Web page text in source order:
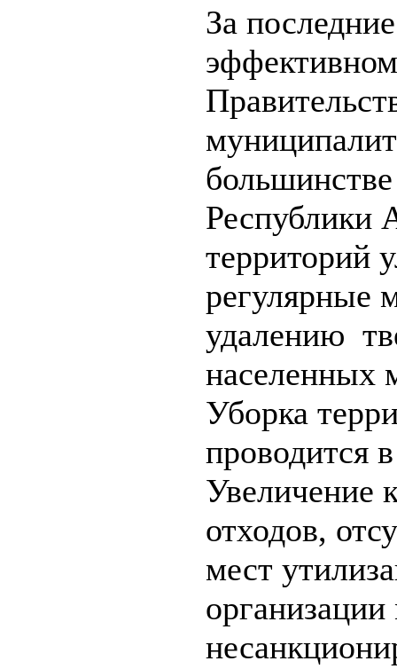
За
Республики
территорий
регулярные
удалению
населенных
Уборка
проводится
Увеличение
отходов,
мест